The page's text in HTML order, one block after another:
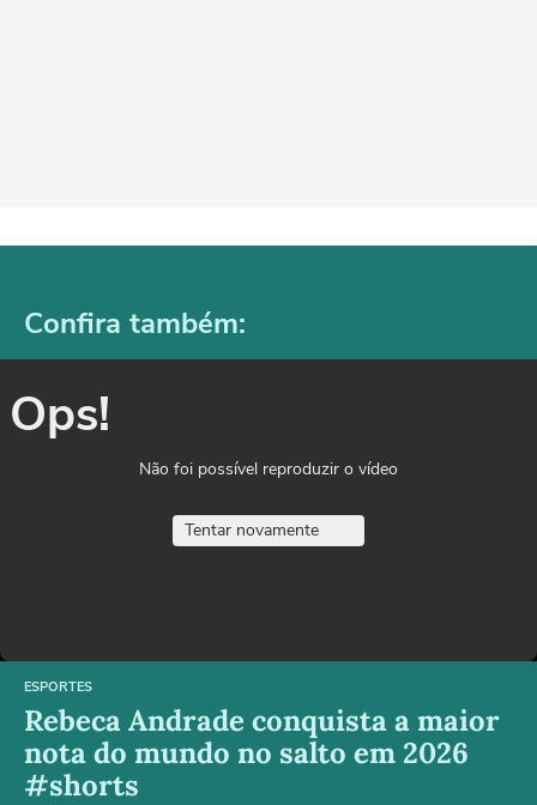
Confira também:
Ops!
Não foi possível reproduzir o vídeo
Tentar novamente
ESPORTES
Rebeca Andrade conquista a maior
nota do mundo no salto em 2026
#shorts